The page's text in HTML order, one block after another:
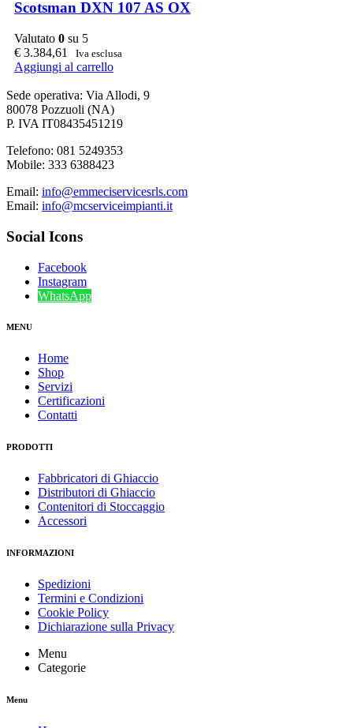
Scotsman DXN 107 AS OX
Valutato 0 su 5
€ 3.384,61 Iva esclusa
Aggiungi al carrello
Sede operativa: Via Allodi, 9
80078 Pozzuoli (NA)
P. IVA IT08435451219
Telefono: 081 5249353
Mobile: 333 6388423
Email: info@emmeciservicesrls.com
Email: info@mcserviceimpianti.it
Social Icons
Facebook
Instagram
WhatsApp
MENU
Home
Shop
Servizi
Certificazioni
Contatti
PRODOTTI
Fabbricatori di Ghiaccio
Distributori di Ghiaccio
Contenitori di Stoccaggio
Accessori
INFORMAZIONI
Spedizioni
Termini e Condizioni
Cookie Policy
Dichiarazione sulla Privacy
Menu
Categorie
Menu